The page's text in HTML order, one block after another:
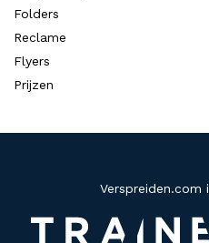
Folders
Reclame
Flyers
Prijzen
Verspreiden.com